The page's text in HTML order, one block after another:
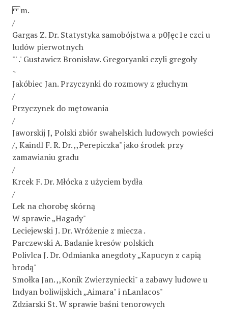
m.
/
Gargas Z. Dr. Statystyka samobójstwa a p0Jęc1e czci u
ludów pierwotnych
"' .' Gustawicz Bronisław. Gregoryanki czyli gregoły
~
Jakóbiec Jan. Przyczynki do rozmowy z głuchym
/
Przyczynek do mętowania
/
Jaworskij J, Polski zbiór swahelskich ludowych powieści
/, Kaindl F. R. Dr. ,,Perepiczka" jako środek przy
zamawianiu gradu
/
Krcek F. Dr. Młócka z użyciem bydła
/
Lek na chorobę skórną
W sprawie „Hagady"
Leciejewski J. Dr. Wróżenie z miecza .
Parczewski A. Badanie kresów polskich
Polivlca J. Dr. Odmianka anegdoty „Kapucyn z capią
brodą"
Smołka Jan. ,,Konik Zwierzyniecki" a zabawy ludowe u
lndyan boliwijskich „Aimara" i nLanlacos"
Zdziarski St. W sprawie baśni tenorowych